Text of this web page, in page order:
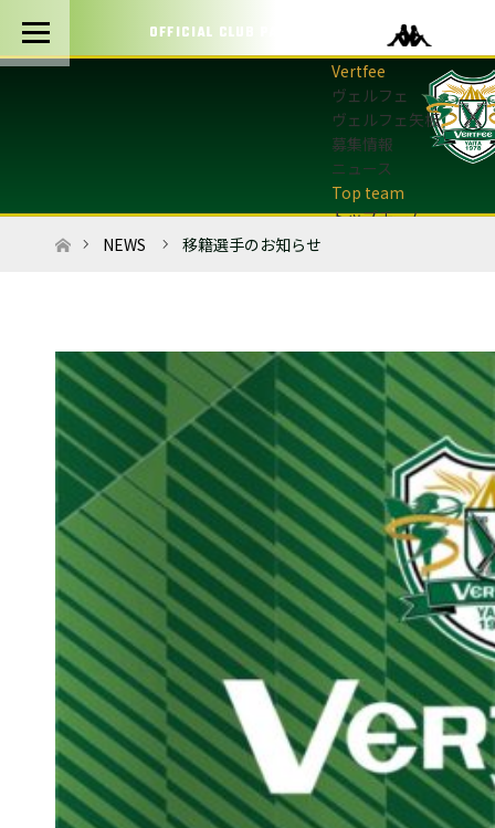
OFFICIAL CLUB PARTNERS
ヴェルフェ
ヴェルフェ矢板
募集情報
ニュース
トップチーム
フォトギャラリー
アカデミー
U-12・U-8
最新情報
サッカースクール
普及活動
サッカーチーム
女子U-15・U-18
ピース(障がい者サッ
シニアサッカーチーム
フェミニーノ（女子）
スポーツ教室
パートナー
パートナー
パートナー募集
ホームNEWS 移籍選手のお知らせ